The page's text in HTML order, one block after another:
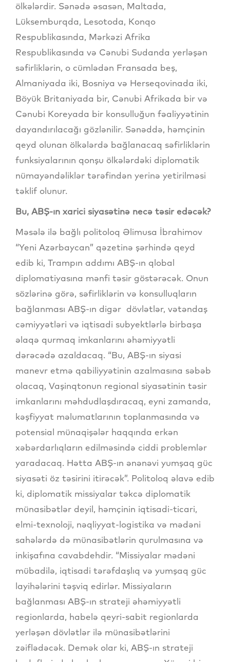
ölkələrdir. Sənədə əsasən, Maltada,
Lüksemburqda, Lesotoda, Konqo
Respublikasında, Mərkəzi Afrika
Respublikasında və Cənubi Sudanda yerləşən
səfirliklərin, o cümlədən Fransada beş,
Almaniyada iki, Bosniya və Herseqovinada iki,
Böyük Britaniyada bir, Cənubi Afrikada bir və
Cənubi Koreyada bir konsulluğun fəaliyyətinin
dayandırılacağı gözlənilir. Sənəddə, həmçinin
qeyd olunan ölkələrdə bağlanacaq səfirliklərin
funksiyalarının qonşu ölkələrdəki diplomatik
nümayəndəliklər tərəfindən yerinə yetirilməsi
təklif olunur.
Bu, ABŞ-ın xarici siyasətinə necə təsir edəcək?
Məsələ ilə bağlı politoloq Əlimusa İbrahimov
“Yeni Azərbaycan” qəzetinə şərhində qeyd
edib ki, Trampın addımı ABŞ-ın qlobal
diplomatiyasına mənfi təsir göstərəcək. Onun
sözlərinə görə, səfirliklərin və konsulluqların
bağlanması ABŞ-ın digər dövlətlər, vətəndaş
cəmiyyətləri və iqtisadi subyektlərlə birbaşa
əlaqə qurmaq imkanlarını əhəmiyyətli
dərəcədə azaldacaq. “Bu, ABŞ-ın siyasi
manevr etmə qabiliyyətinin azalmasına səbəb
olacaq, Vaşinqtonun regional siyasətinin təsir
imkanlarını məhdudlaşdıracaq, eyni zamanda,
kəşfiyyat məlumatlarının toplanmasında və
potensial münaqişələr haqqında erkən
xəbərdarlıqların edilməsində ciddi problemlər
yaradacaq. Hətta ABŞ-ın ənənəvi yumşaq güc
siyasəti öz təsirini itirəcək”. Politoloq əlavə edib
ki, diplomatik missiyalar təkcə diplomatik
münasibətlər deyil, həmçinin iqtisadi-ticari,
elmi-texnoloji, nəqliyyat-logistika və mədəni
sahələrdə də münasibətlərin qurulmasına və
inkişafına cavabdehdir. “Missiyalar mədəni
mübadilə, iqtisadi tərəfdaşlıq və yumşaq güc
layihələrini təşviq edirlər. Missiyaların
bağlanması ABŞ-ın strateji əhəmiyyətli
regionlarda, habelə qeyri-sabit regionlarda
yerləşən dövlətlər ilə münasibətlərini
zəiflədəcək. Demək olar ki, ABŞ-ın strateji